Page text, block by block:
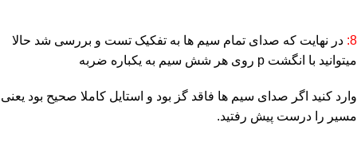
8: در نهایت که صدای تمام سیم ها به تفکیک تست و بررسی شد حالا
میتوانید با انگشت p روی هر شش سیم به یکباره ضربه
وارد کنید اگر صدای سیم ها فاقد گز بود و استایل کاملا صحیح بود یعنی
مسیر را درست پیش رفتید.